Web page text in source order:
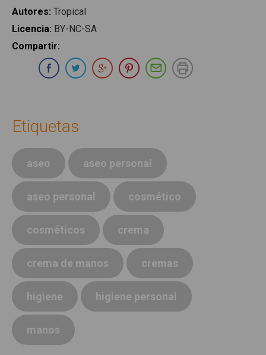
Autores: Tropical
Licencia: BY-NC-SA
Compartir:
Compartir en Whatsapp
Compartir en Facebook
Compartir en Twitter
Compartir en Google Plus
Compartir en Pinterest
Compartir por E-
Etiquetas
aseo aseo personal
aseo personal cosmético
cosméticos crema
crema de manos cremas
higiene higiene personal
manos